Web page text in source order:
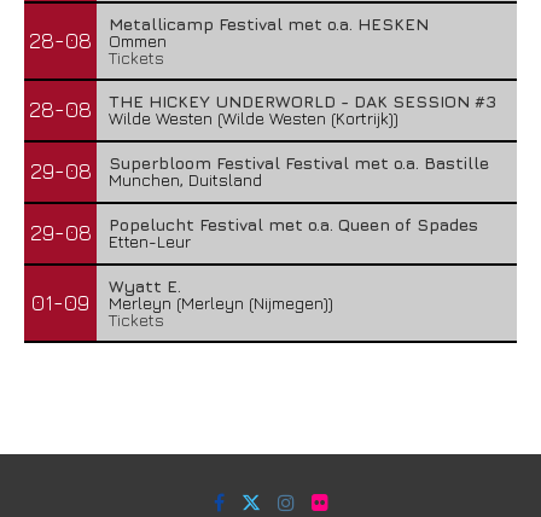
28-08
Metallicamp Festival met o.a. HESKEN
Ommen
Tickets
28-08
THE HICKEY UNDERWORLD - DAK SESSION #3
Wilde Westen (Wilde Westen (Kortrijk))
29-08
Superbloom Festival Festival met o.a. Bastille
Munchen, Duitsland
29-08
Popelucht Festival met o.a. Queen of Spades
Etten-Leur
01-09
Wyatt E.
Merleyn (Merleyn (Nijmegen))
Tickets